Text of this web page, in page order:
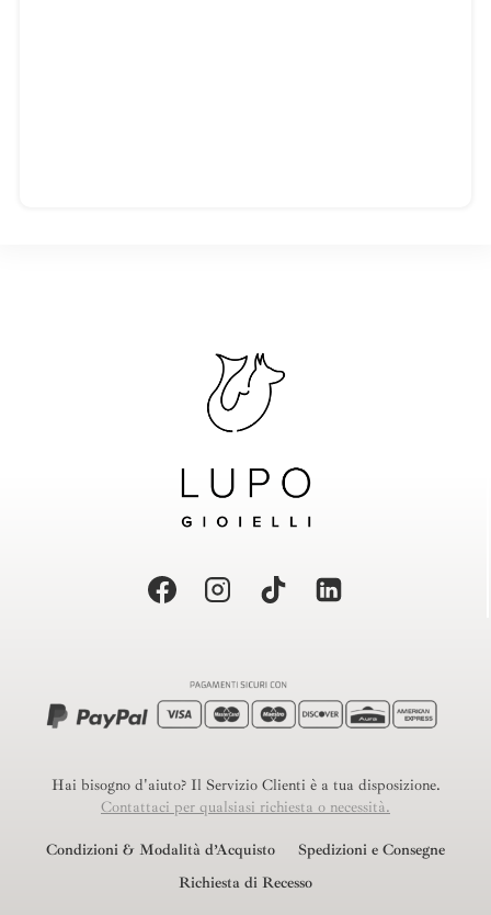
Hai bisogno d'aiuto? Il Servizio Clienti è a tua disposizione.
Contattaci per qualsiasi richiesta o necessità.
Condizioni & Modalità d’Acquisto
Spedizioni e Consegne
Richiesta di Recesso